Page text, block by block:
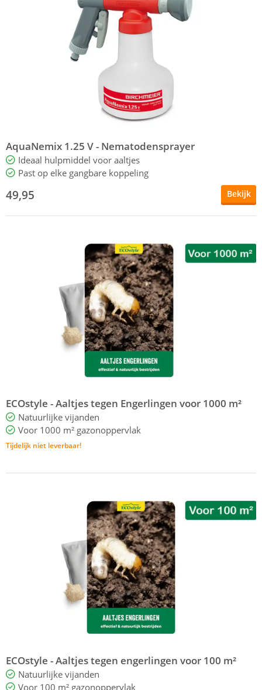
AquaNemix 1.25 V - Nematodensprayer
Ideaal hulpmiddel voor aaltjes
Past op elke gangbare koppeling
49,95 Bekijk
ECOstyle - Aaltjes tegen Engerlingen voor 1000 m²
Natuurlijke vijanden
Voor 1000 m² gazonoppervlak
Tijdelijk niet leverbaar!
ECOstyle - Aaltjes tegen engerlingen voor 100 m²
Natuurlijke vijanden
Voor 100 m² gazonoppervlak